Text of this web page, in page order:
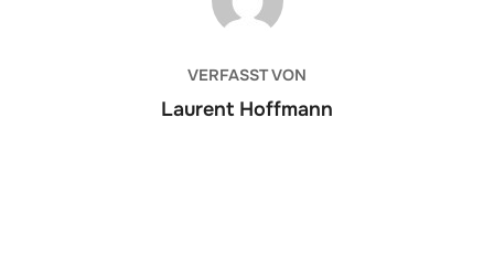
VERFASST VON
Laurent Hoffmann